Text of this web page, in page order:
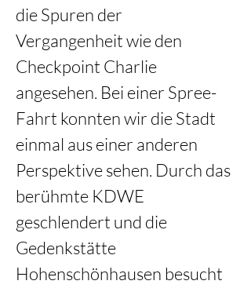
die Spuren der
Vergangenheit wie den
Checkpoint Charlie
angesehen. Bei einer Spree-
Fahrt konnten wir die Stadt
einmal aus einer anderen
Perspektive sehen. Durch das
berühmte KDWE
geschlendert und die
Gedenkstätte
Hohenschönhausen besucht